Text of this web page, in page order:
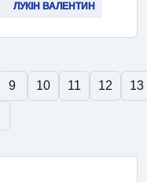
ЛУКІН ВАЛЕНТИН
9 10 11 12 13